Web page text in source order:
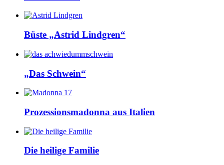
Büste „Astrid Lindgren“
„Das Schwein“
Prozessionsmadonna aus Italien
Die heilige Familie